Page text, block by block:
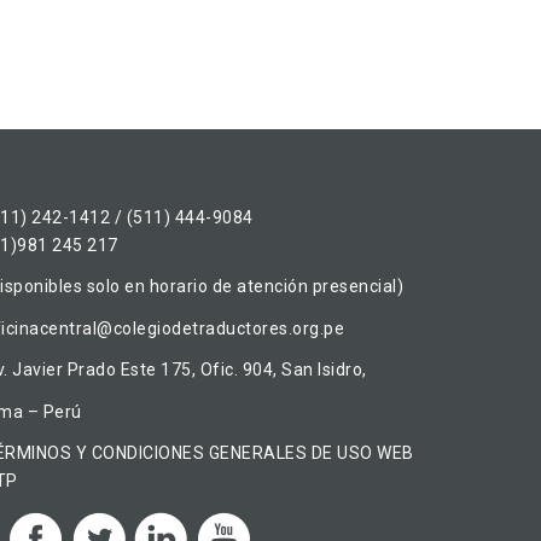
242-1412 / (511) 444-9084
245 217
solo en horario de atención presencial)
Javier Prado Este 175, Ofic. 904, San Isidro,
– Perú
Y CONDICIONES GENERALES DE USO WEB